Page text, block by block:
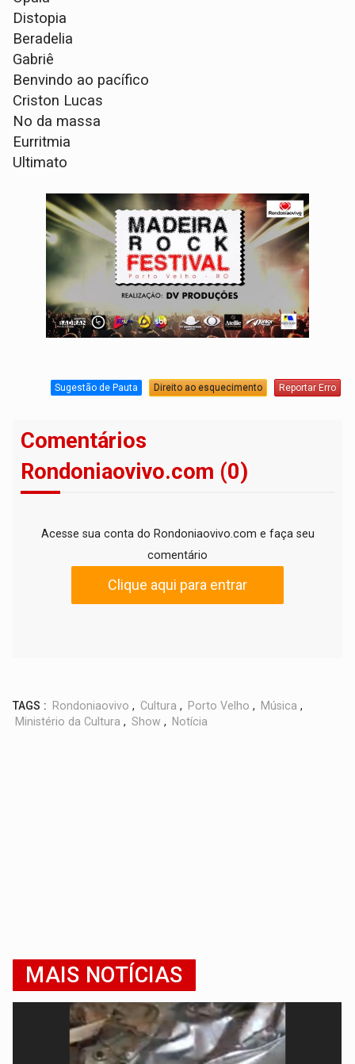
Distopia
Beradelia
Gabriê
Benvindo ao pacífico
Criston Lucas
No da massa
Eurritmia
Ultimato
Sugestão de Pauta Direito ao esquecimento Reportar Erro
Comentários
Rondoniaovivo.com (0)
Acesse sua conta do Rondoniaovivo.com e faça seu
comentário
Clique aqui para entrar
TAGS : Rondoniaovivo , Cultura , Porto Velho , Música ,
Ministério da Cultura , Show , Notícia
MAIS NOTÍCIAS